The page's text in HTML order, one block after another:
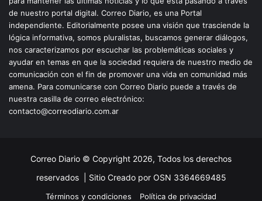
de nuestro portal digital. Correo Diario, es una Portal
independiente. Editorialmente posee una visión que trasciende la
lógica informativa, somos pluralistas, buscamos generar diálogos,
nos caracterizamos por escuchar las problemáticas sociales y
ayudar en temas en que la sociedad requiera de nuestro medio de
comunicación con el fin de promover una vida en comunidad más
amena. Para comunicarse con Correo Diario puede a través de
nuestra casilla de correo electrónico:
contacto@correodiario.com.ar
Correo Diario © Copyright 2026, Todos los derechos
reservados | Sitio Creado por OSN 3364669485
Términos y condiciones Política de privacidad